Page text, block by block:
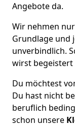
Angebote da.
Wir nehmen
Grundlage und
unverbindlich.
wirst begeistert
Du möchtest
Du hast nicht
beruflich
schon unsere